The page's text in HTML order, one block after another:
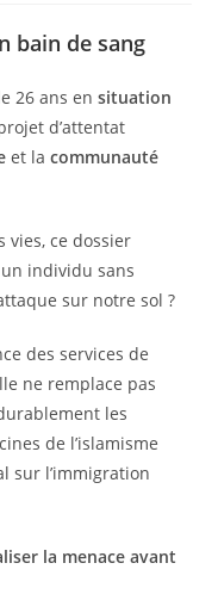
bain de sang
26 ans ensituation
d’attentat
et lacommunauté
vies, ce dossier
individu sans
sur notre sol ?
des services de
ne remplace pas
les
de l’islamisme
sur l’immigration
la menace avant